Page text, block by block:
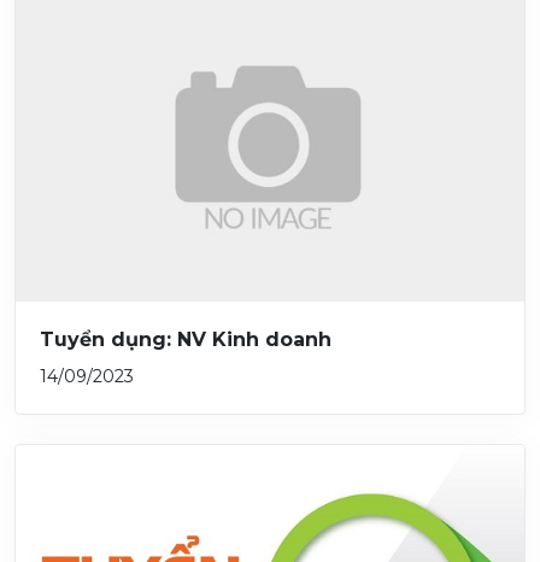
Tuyển dụng: NV Kinh doanh
14/09/2023